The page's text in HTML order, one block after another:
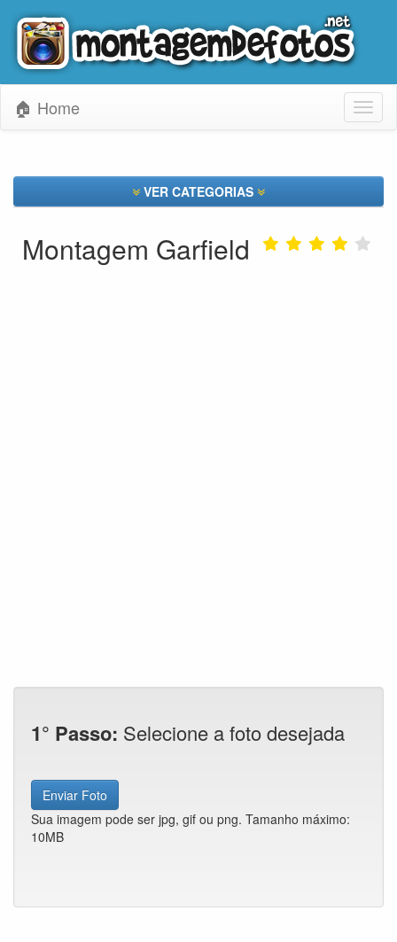
🏠 Home
VER CATEGORIAS
Montagem Garfield
1° Passo: Selecione a foto desejada
Enviar Foto
Sua imagem pode ser jpg, gif ou png. Tamanho máximo:
10MB